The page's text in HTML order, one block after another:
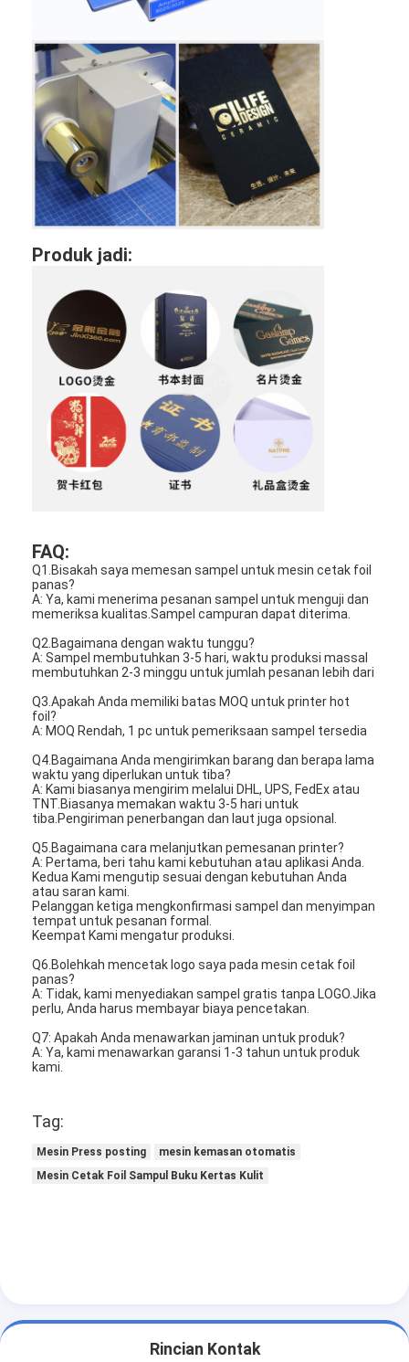
Tentang kami
Tur Pabrik
Kontrol kualitas
Hubungi kami
Berita
Kasus
Laser cutting mesin
Memotong baja aturan
Die Cutting Consumables
mati peralatan pemotongan
Mesin Auto Bender
Buku membuat mesin
Mesin Kemasan otomatis
Otomatis Mesin Percetakan
Posting Tekan Peralatan
Pra Tekan Peralatan
Perlengkapan lainnya
Mesin laser menandai
Paper Bag Forming Machine
Mesin pengemasan otomatis
Produk jadi:
FAQ:
Q1.Bisakah saya memesan sampel untuk mesin cetak foil
panas?
A: Ya, kami menerima pesanan sampel untuk menguji dan
memeriksa kualitas.Sampel campuran dapat diterima.
Q2.Bagaimana dengan waktu tunggu?
A: Sampel membutuhkan 3-5 hari, waktu produksi massal
membutuhkan 2-3 minggu untuk jumlah pesanan lebih dari
Q3.Apakah Anda memiliki batas MOQ untuk printer hot
foil?
A: MOQ Rendah, 1 pc untuk pemeriksaan sampel tersedia
Q4.Bagaimana Anda mengirimkan barang dan berapa lama
waktu yang diperlukan untuk tiba?
A: Kami biasanya mengirim melalui DHL, UPS, FedEx atau
TNT.Biasanya memakan waktu 3-5 hari untuk
tiba.Pengiriman penerbangan dan laut juga opsional.
Q5.Bagaimana cara melanjutkan pemesanan printer?
A: Pertama, beri tahu kami kebutuhan atau aplikasi Anda.
Kedua Kami mengutip sesuai dengan kebutuhan Anda
atau saran kami.
Pelanggan ketiga mengkonfirmasi sampel dan menyimpan
tempat untuk pesanan formal.
Keempat Kami mengatur produksi.
Q6.Bolehkah mencetak logo saya pada mesin cetak foil
panas?
A: Tidak, kami menyediakan sampel gratis tanpa LOGO.Jika
perlu, Anda harus membayar biaya pencetakan.
Q7: Apakah Anda menawarkan jaminan untuk produk?
A: Ya, kami menawarkan garansi 1-3 tahun untuk produk
kami.
Tag:
Mesin Press posting
mesin kemasan otomatis
Mesin Cetak Foil Sampul Buku Kertas Kulit
Rincian Kontak